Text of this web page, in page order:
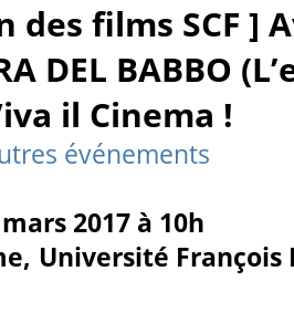
des films SCF ]
DEL BABBO
il Cinema !
événements
2017 à 10h
Université François